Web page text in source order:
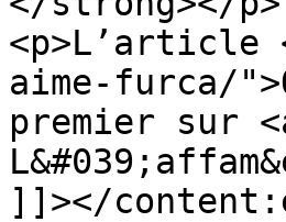
<p>L’article
aime-furca/
premier sur
]]></